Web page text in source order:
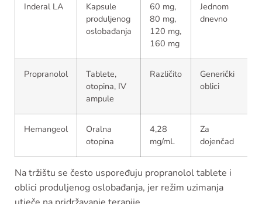
Inderal LA
Kapsule
produljenog
oslobađanja
60 mg,
80 mg,
120 mg,
160 mg
Jednom
dnevno
Propranolol
Tablete,
otopina, IV
ampule
Različito
Generički
oblici
Hemangeol
Oralna
otopina
4,28
mg/mL
Za
dojenčad
Na tržištu se često uspoređuju propranolol tablete i
oblici produljenog oslobađanja, jer režim uzimanja